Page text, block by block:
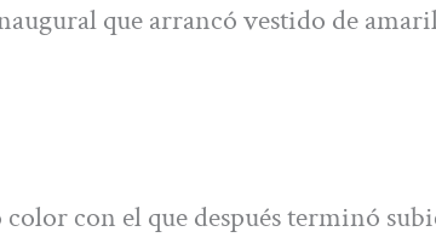
que arrancó vestido de
con el que después terminó